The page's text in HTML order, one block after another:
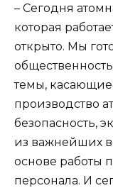
– Сегодня
которая
открыто. Мы
темы,
производство
безопасность,
из важнейших
основе работы
персонала. И